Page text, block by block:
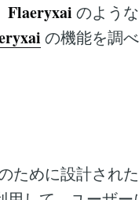
Flaeryxai のよう
の機能を調
ために設計され